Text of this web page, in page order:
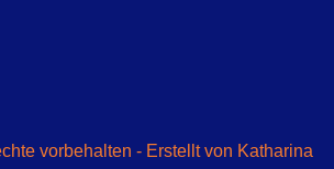
vorbehalten - Erstellt von Katharina